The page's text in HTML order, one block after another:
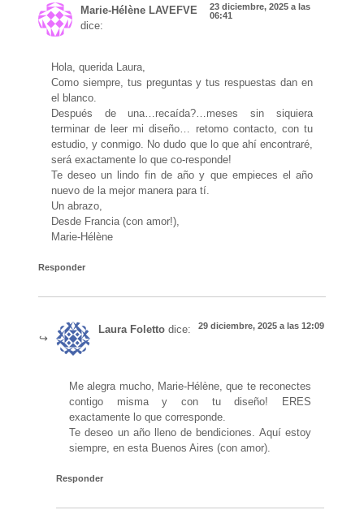
Marie-Hélène LAVEFVE
dice:
23 diciembre, 2025 a las
06:41
Hola, querida Laura,
Como siempre, tus preguntas y tus respuestas dan en
el blanco.
Después de una…recaída?…meses sin siquiera
terminar de leer mi diseño… retomo contacto, con tu
estudio, y conmigo. No dudo que lo que ahí encontraré,
será exactamente lo que co-responde!
Te deseo un lindo fin de año y que empieces el año
nuevo de la mejor manera para tí.
Un abrazo,
Desde Francia (con amor!),
Marie-Hélène
Responder
Laura Foletto dice: 29 diciembre, 2025 a las 12:09
Me alegra mucho, Marie-Hélène, que te reconectes
contigo misma y con tu diseño! ERES
exactamente lo que corresponde.
Te deseo un año lleno de bendiciones. Aquí estoy
siempre, en esta Buenos Aires (con amor).
Responder